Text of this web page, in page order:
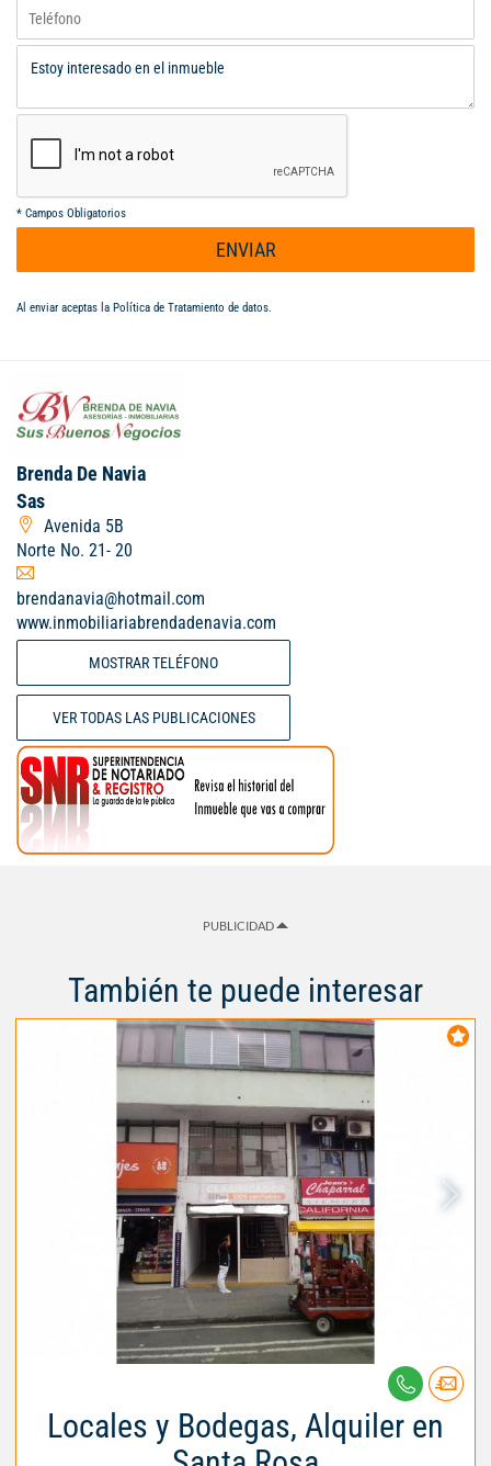
* Campos Obligatorios
ENVIAR
Al enviar aceptas la Política de Tratamiento de datos.
Brenda De Navia
Sas
Avenida 5B
Norte No. 21- 20
brendanavia@hotmail.com
www.inmobiliariabrendadenavia.com
MOSTRAR TELÉFONO
VER TODAS LAS PUBLICACIONES
PUBLICIDAD
También te puede interesar
Locales y Bodegas, Alquiler en